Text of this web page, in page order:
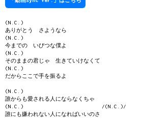
(N.C.)
ありがとう さようなら
(N.C.)
今までの いびつな僕よ
(N.C.)
そのままの君じゃ 生きていけなくて
(N.C.)
だからここで手を振るよ
(N.C.)
誰からも愛される人にならなくちゃ
(N.C.) /(N.C.)/
誰にも嫌われない人になればいいのさ